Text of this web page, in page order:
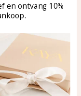
0850003187
en ontvang 10%